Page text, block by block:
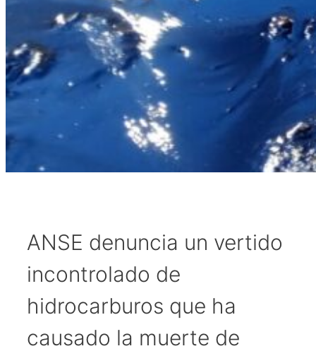
ANSE denuncia un vertido
incontrolado de
hidrocarburos que ha
causado la muerte de